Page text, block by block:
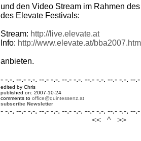
und den Video Stream im Rahmen
des Elevate Festivals:
Stream: http://live.elevate.at
Info: http://www.elevate.at/
anbieten.
- -.-. --.- -.-. --.- -.-. --.- -.-. --.- -.-. --.- -.-. --.-
edited by Chris
published on: 2007-10-24
comments to office@quintessenz.at
subscribe Newsletter
- -.-. --.- -.-. --.- -.-. --.- -.-. --.- -.-. --.- -.-. --.-
<<
^ >>